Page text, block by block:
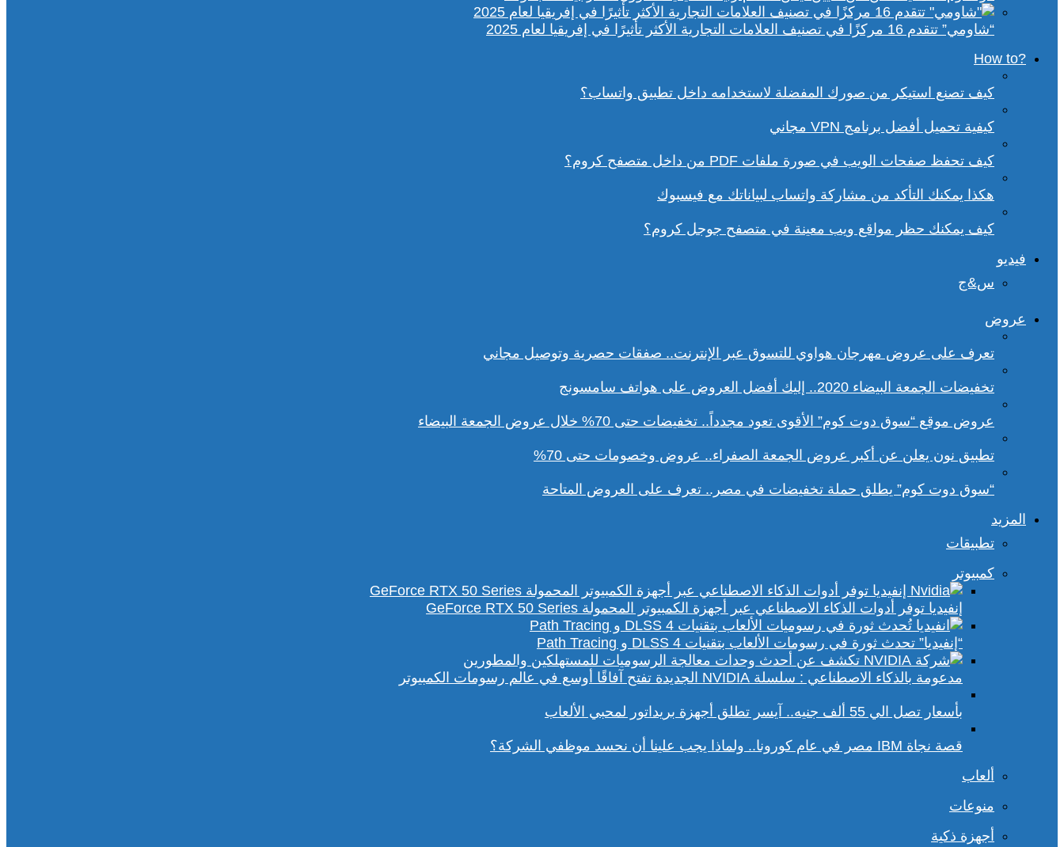
“شاومي” تتقدم 16 مركزًا في تصنيف العلامات التجارية الأكثر تأثيرًا في إفريقيا لعام 2025
?How to
كيف تصنع استيكر من صورك المفضلة لاستخدامه داخل تطبيق واتساب؟
كيفية تحميل أفضل برنامج VPN مجاني
كيف تحفظ صفحات الويب في صورة ملفات PDF من داخل متصفح كروم؟
هكذا يمكنك التأكد من مشاركة واتساب لبياناتك مع فيسبوك
كيف يمكنك حظر مواقع ويب معينة في متصفح جوجل كروم؟
فيديو
س&ج
عروض
تعرف على عروض مهرجان هواوي للتسوق عبر الإنترنت.. صفقات حصرية وتوصيل مجاني
تخفيضات الجمعة البيضاء 2020.. إليك أفضل العروض على هواتف سامسونج
عروض موقع “سوق دوت كوم” الأقوى تعود مجدداً.. تخفيضات حتى 70% خلال عروض الجمعة البيضاء
تطبيق نون يعلن عن أكبر عروض الجمعة الصفراء.. عروض وخصومات حتى 70%
“سوق دوت كوم” يطلق حملة تخفيضات في مصر.. تعرف على العروض المتاحة
المزيد
تطبيقات
كمبيوتر
إنفيديا توفر أدوات الذكاء الاصطناعي عبر أجهزة الكمبيوتر المحمولة GeForce RTX 50 Series
“إنفيديا” تحدث ثورة في رسومات الألعاب بتقنيات DLSS 4 و Path Tracing
مدعومة بالذكاء الاصطناعي : سلسلة NVIDIA الجديدة تفتح آفاقًا أوسع في عالم رسومات الكمبيوتر
بأسعار تصل الي 55 ألف جنيه.. آيسر تطلق أجهزة بريداتور لمحبي الألعاب
قصة نجاة IBM مصر في عام كورونا.. ولماذا يجب علينا أن نحسد موظفي الشركة؟
ألعاب
منوعات
أجهزة ذكية